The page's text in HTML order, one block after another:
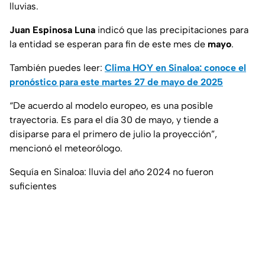
lluvias.
Juan Espinosa Luna indicó que las precipitaciones para
la entidad se esperan para fin de este mes de mayo.
También puedes leer: Clima HOY en Sinaloa: conoce el
pronóstico para este martes 27 de mayo de 2025
“De acuerdo al modelo europeo, es una posible
trayectoria. Es para el día 30 de mayo, y tiende a
disiparse para el primero de julio la proyección”,
mencionó el meteorólogo.
Sequía en Sinaloa: lluvia del año 2024 no fueron
suficientes